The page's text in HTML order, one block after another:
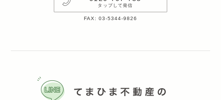
タップして発信
FAX: 03-5344-9826